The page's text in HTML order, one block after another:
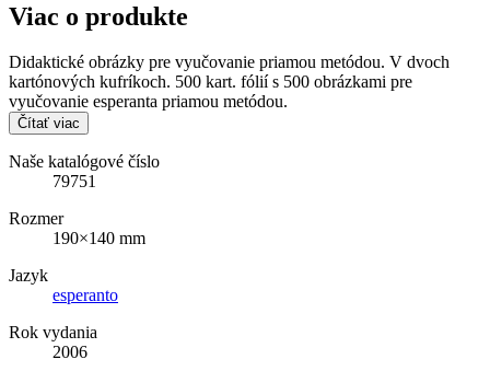
Viac o produkte
Didaktické obrázky pre vyučovanie priamou metódou. V dvoch
kartónových kufríkoch. 500 kart. fólií s 500 obrázkami pre
vyučovanie esperanta priamou metódou.
Čítať viac
Naše katalógové číslo
79751
Rozmer
190×140 mm
Jazyk
esperanto
Rok vydania
2006